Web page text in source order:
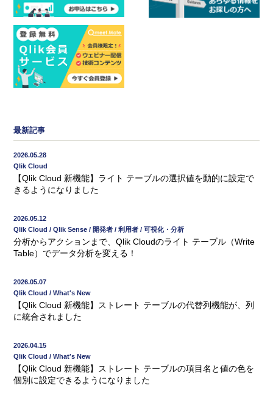
最新記事
2026.05.28
Qlik Cloud
【Qlik Cloud 新機能】ライト テーブルの選択値を動的に設定で
きるようになりました
2026.05.12
Qlik Cloud / Qlik Sense / 開発者 / 利用者 / 可視化・分析
分析からアクションまで、Qlik Cloudのライト テーブル（Write
Table）でデータ分析を変える！
2026.05.07
Qlik Cloud / What′s New
【Qlik Cloud 新機能】ストレート テーブルの代替列機能が、列
に統合されました
2026.04.15
Qlik Cloud / What′s New
【Qlik Cloud 新機能】ストレート テーブルの項目名と値の色を
個別に設定できるようになりました